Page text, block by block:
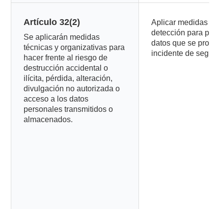
Artículo 32(2)
Se aplicarán medidas
técnicas y organizativas para
hacer frente al riesgo de
destrucción accidental o
ilícita, pérdida, alteración,
divulgación no autorizada o
acceso a los datos
personales transmitidos o
almacenados.
Aplicar medidas
detección para
datos que se
incidente de